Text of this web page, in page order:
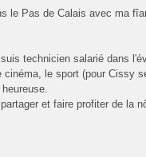
le Pas de Calais avec ma
technicien salarié dans
le sport (pour Cissy
et faire profiter de la